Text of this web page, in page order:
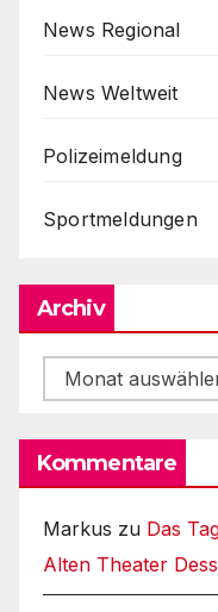
News Regional
News Weltweit
Polizeimeldung
Sportmeldungen
Archiv
Archiv
Kommentare
Markus zu Das
Alten Theater